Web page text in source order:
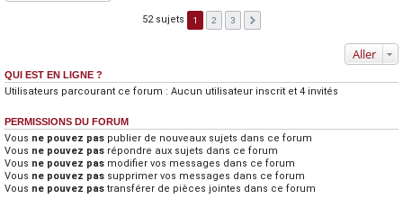
52 sujets 1 2 3
Aller
QUI EST EN LIGNE ?
Utilisateurs parcourant ce forum : Aucun utilisateur inscrit et 4 invités
PERMISSIONS DU FORUM
Vous ne pouvez pas publier de nouveaux sujets dans ce forum
Vous ne pouvez pas répondre aux sujets dans ce forum
Vous ne pouvez pas modifier vos messages dans ce forum
Vous ne pouvez pas supprimer vos messages dans ce forum
Vous ne pouvez pas transférer de pièces jointes dans ce forum